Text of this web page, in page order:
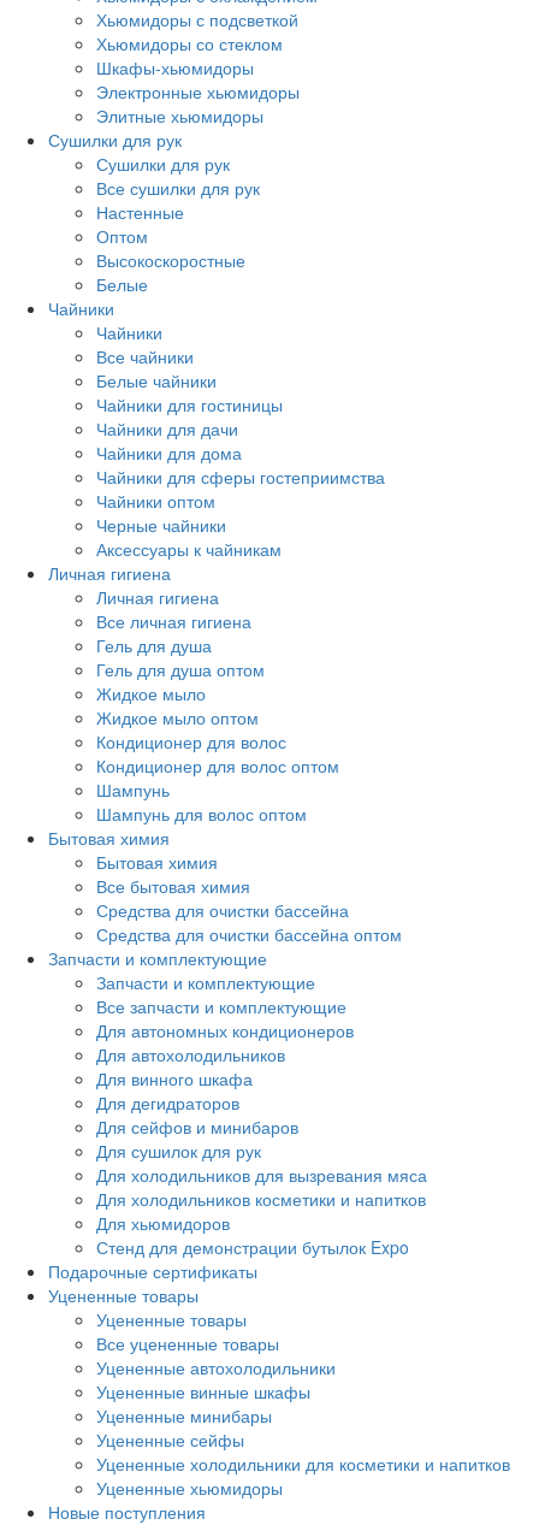
Хьюмидоры с подсветкой
Хьюмидоры со стеклом
Шкафы-хьюмидоры
Электронные хьюмидоры
Элитные хьюмидоры
Сушилки для рук
Сушилки для рук
Все сушилки для рук
Настенные
Оптом
Высокоскоростные
Белые
Чайники
Чайники
Все чайники
Белые чайники
Чайники для гостиницы
Чайники для дачи
Чайники для дома
Чайники для сферы гостеприимства
Чайники оптом
Черные чайники
Аксессуары к чайникам
Личная гигиена
Личная гигиена
Все личная гигиена
Гель для душа
Гель для душа оптом
Жидкое мыло
Жидкое мыло оптом
Кондиционер для волос
Кондиционер для волос оптом
Шампунь
Шампунь для волос оптом
Бытовая химия
Бытовая химия
Все бытовая химия
Средства для очистки бассейна
Средства для очистки бассейна оптом
Запчасти и комплектующие
Запчасти и комплектующие
Все запчасти и комплектующие
Для автономных кондиционеров
Для автохолодильников
Для винного шкафа
Для дегидраторов
Для сейфов и минибаров
Для сушилок для рук
Для холодильников для вызревания мяса
Для холодильников косметики и напитков
Для хьюмидоров
Стенд для демонстрации бутылок Expo
Подарочные сертификаты
Уцененные товары
Уцененные товары
Все уцененные товары
Уцененные автохолодильники
Уцененные винные шкафы
Уцененные минибары
Уцененные сейфы
Уцененные холодильники для косметики и напитков
Уцененные хьюмидоры
Новые поступления